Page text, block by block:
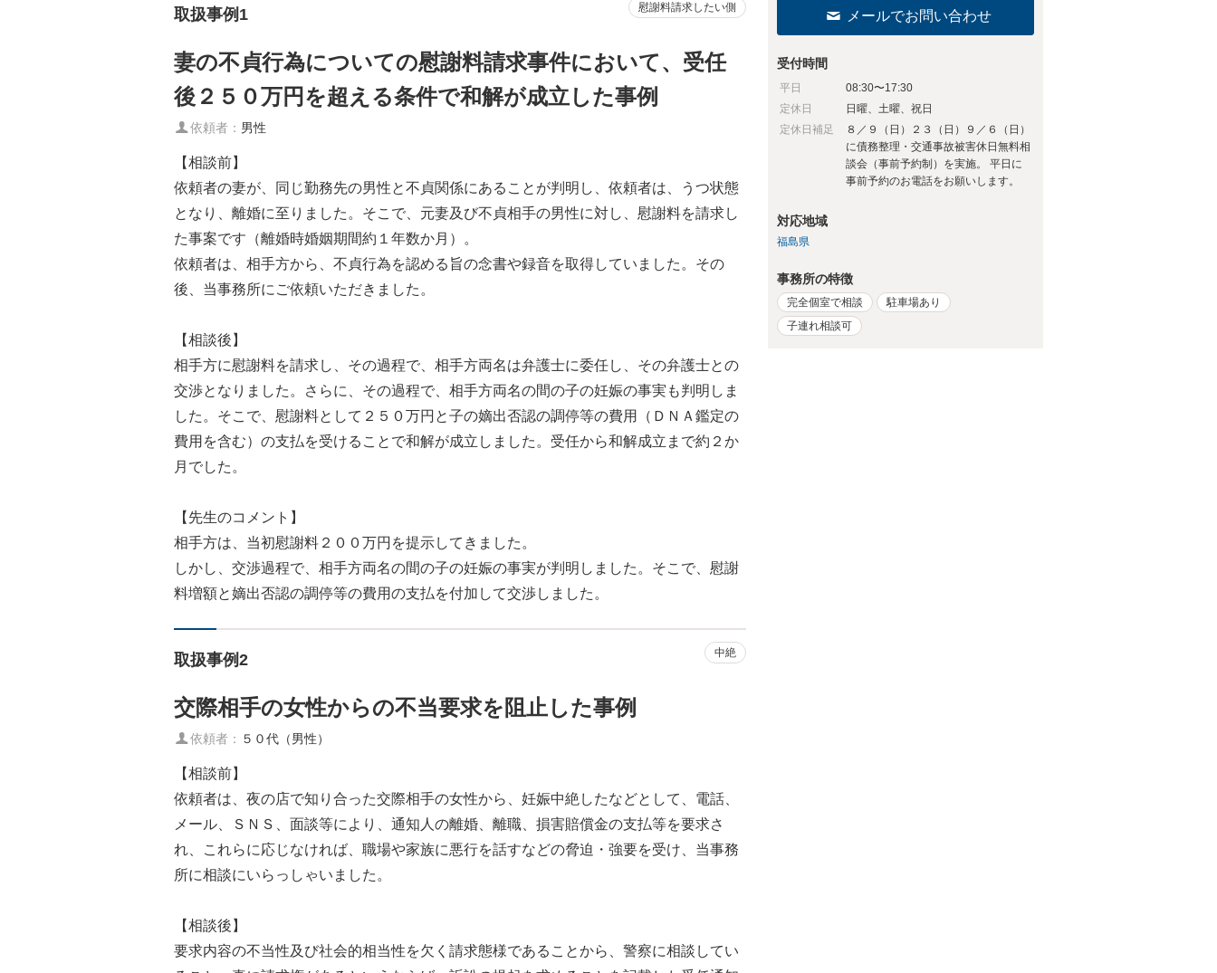
取扱事例1 慰謝料請求したい側
妻の不貞行為についての慰謝料請求事件において、受任
後２５０万円を超える条件で和解が成立した事例
依頼者： 男性
【相談前】
依頼者の妻が、同じ勤務先の男性と不貞関係にあることが判明し、依頼者は、うつ状態
となり、離婚に至りました。そこで、元妻及び不貞相手の男性に対し、慰謝料を請求し
た事案です（離婚時婚姻期間約１年数か月）。
依頼者は、相手方から、不貞行為を認める旨の念書や録音を取得していました。その
後、当事務所にご依頼いただきました。
【相談後】
相手方に慰謝料を請求し、その過程で、相手方両名は弁護士に委任し、その弁護士との
交渉となりました。さらに、その過程で、相手方両名の間の子の妊娠の事実も判明しま
した。そこで、慰謝料として２５０万円と子の嫡出否認の調停等の費用（ＤＮＡ鑑定の
費用を含む）の支払を受けることで和解が成立しました。受任から和解成立まで約２か
月でした。
【先生のコメント】
相手方は、当初慰謝料２００万円を提示してきました。
しかし、交渉過程で、相手方両名の間の子の妊娠の事実が判明しました。そこで、慰謝
料増額と嫡出否認の調停等の費用の支払を付加して交渉しました。
取扱事例2 中絶
交際相手の女性からの不当要求を阻止した事例
依頼者： ５０代（男性）
【相談前】
依頼者は、夜の店で知り合った交際相手の女性から、妊娠中絶したなどとして、電話、
メール、ＳＮＳ、面談等により、通知人の離婚、離職、損害賠償金の支払等を要求さ
れ、これらに応じなければ、職場や家族に悪行を話すなどの脅迫・強要を受け、当事務
所に相談にいらっしゃいました。
【相談後】
要求内容の不当性及び社会的相当性を欠く請求態様であることから、警察に相談してい
メールでお問い合わせ
受付時間
平日
08:30〜17:30
定休日
日曜、土曜、祝日
定休日補足
８／９（日）２３（日）９／６（日）
に債務整理・交通事故被害休日無料相
談会（事前予約制）を実施。 平日に
事前予約のお電話をお願いします。
対応地域
福島県
事務所の特徴
完全個室で相談
駐車場あり
子連れ相談可